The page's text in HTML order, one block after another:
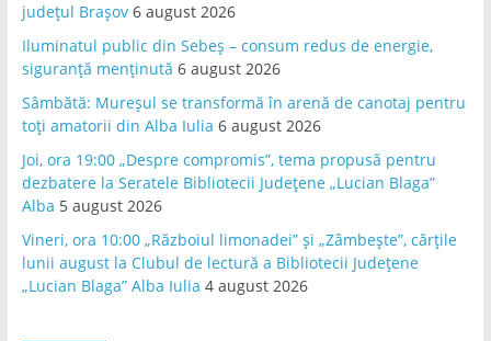
județul Brașov 6 august 2026
Iluminatul public din Sebeș – consum redus de energie,
siguranță menținută 6 august 2026
Sâmbătă: Mureșul se transformă în arenă de canotaj pentru
toți amatorii din Alba Iulia 6 august 2026
Joi, ora 19:00 „Despre compromis”, tema propusă pentru
dezbatere la Seratele Bibliotecii Județene „Lucian Blaga”
Alba 5 august 2026
Vineri, ora 10:00 „Războiul limonadei” și „Zâmbește”, cărțile
lunii august la Clubul de lectură a Bibliotecii Județene
„Lucian Blaga” Alba Iulia 4 august 2026